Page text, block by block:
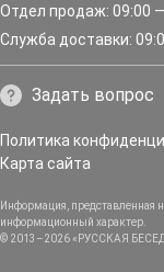
Отдел продаж: 09:00
Служба доставки:
Задать вопрос
Политика
Карта сайта
© 2013–2026 «РУССКАЯ
Информация, представленная
информационный характер.